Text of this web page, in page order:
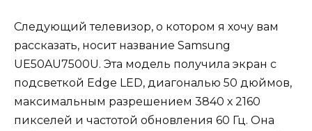
Следующий телевизор, о котором я хочу вам
рассказать, носит название Samsung
UE50AU7500U. Эта модель получила экран с
подсветкой Edge LED, диагональю 50 дюймов,
максимальным разрешением 3840 х 2160
пикселей и частотой обновления 60 Гц. Она